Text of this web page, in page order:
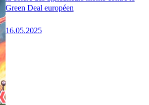
Green Deal européen
16.05.2025